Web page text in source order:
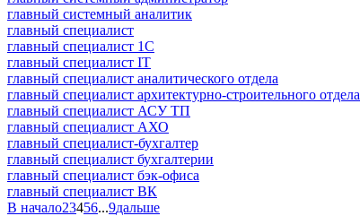
главный системный аналитик
главный специалист
главный специалист 1С
главный специалист IT
главный специалист аналитического отдела
главный специалист архитектурно-строительного отдела
главный специалист АСУ ТП
главный специалист АХО
главный специалист-бухгалтер
главный специалист бухгалтерии
главный специалист бэк-офиса
главный специалист ВК
В начало23456...9дальше